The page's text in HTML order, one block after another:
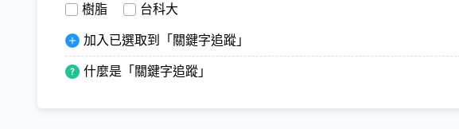
樹脂 台科大
加入已選取到「關鍵字追蹤」
什麼是「關鍵字追蹤」